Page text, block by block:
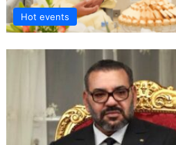
Hot events